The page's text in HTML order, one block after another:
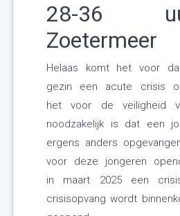
28-36
Zoetermeer
Helaas komt het voor
gezin een acute crisis
het voor de veiligheid
noodzakelijk is dat een
ergens anders
voor deze jongeren
in maart 2025 een
crisisopvang wordt